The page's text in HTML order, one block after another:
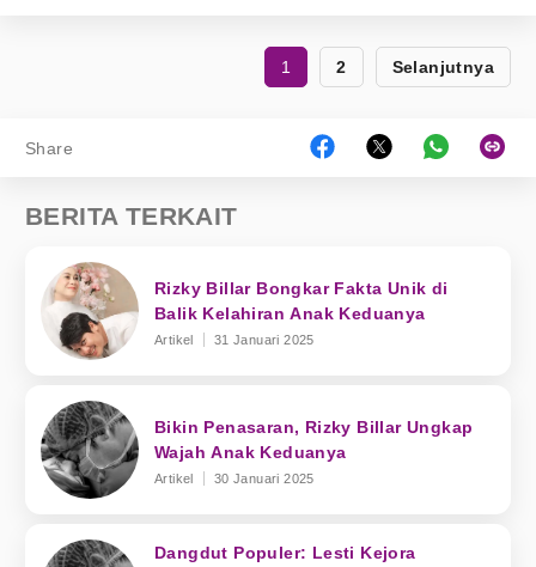
1 2 Selanjutnya
Share
BERITA TERKAIT
Rizky Billar Bongkar Fakta Unik di
Balik Kelahiran Anak Keduanya
Artikel 31 Januari 2025
Bikin Penasaran, Rizky Billar Ungkap
Wajah Anak Keduanya
Artikel 30 Januari 2025
Dangdut Populer: Lesti Kejora